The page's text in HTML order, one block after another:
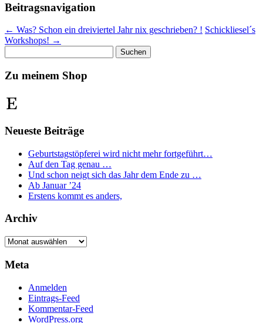
Beitragsnavigation
← Was? Schon ein dreiviertel Jahr nix geschrieben? ! Schickliesel´s
Workshops! →
nach:
Zu meinem Shop
Etsy
Neueste Beiträge
Geburtstagstöpferei wird nicht mehr fortgeführt…
Auf den Tag genau …
Und schon neigt sich das Jahr dem Ende zu …
Ab Januar ’24
Erstens kommt es anders,
Archiv
Archiv
Meta
Anmelden
Eintrags-Feed
Kommentar-Feed
WordPress.org